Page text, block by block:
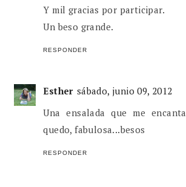
Y mil gracias por participar.
Un beso grande.
RESPONDER
Esther sábado, junio 09, 2012
Una ensalada que me
quedo, fabulosa...besos
RESPONDER